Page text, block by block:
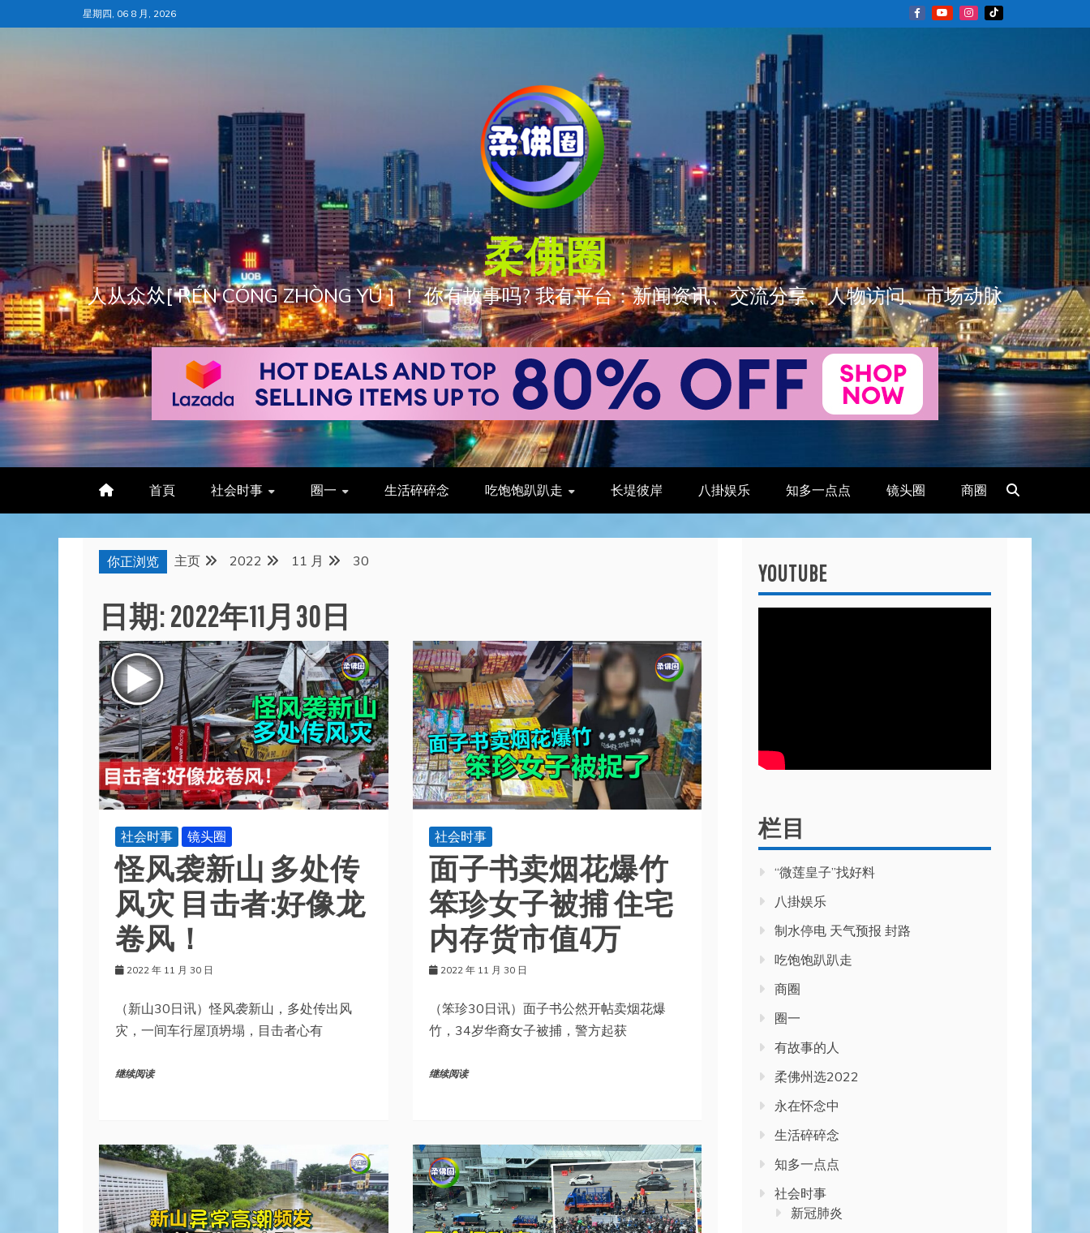
至
星期四, 06 8 月, 2026
柔佛圈
人从众𠈌[ RÉN CÓNG ZHÒNG YÚ ] ！ 你有故事吗? 我有平台：新闻资讯、交流分享、人物访问、市场动脉
首頁 社会时事 圈一 生活碎碎念 吃饱饱趴趴走 长堤彼岸 八掛娱乐 知多一点点 镜头圈 商圈
你正浏览 主页 2022 11 月 30
日期:2022年11月30日
社会时事 镜头圈
怪风袭新山 多处传
风灾 目击者:好像龙
卷风！
2022 年 11 月 30 日
（新山30日讯）怪风袭新山，多处传出风
灾，一间车行屋頂坍塌，目击者心有
继续阅读
社会时事
面子书卖烟花爆竹
笨珍女子被捕 住宅
内存货市值4万
2022 年 11 月 30 日
（笨珍30日讯）面子书公然开帖卖烟花爆
竹，34岁华裔女子被捕，警方起获
继续阅读
YOUTUBE
栏目
“微莲皇子”找好料
八掛娱乐
制水停电 天气预报 封路
吃饱饱趴趴走
商圈
圈一
有故事的人
柔佛州选2022
永在怀念中
生活碎碎念
知多一点点
社会时事
新冠肺炎